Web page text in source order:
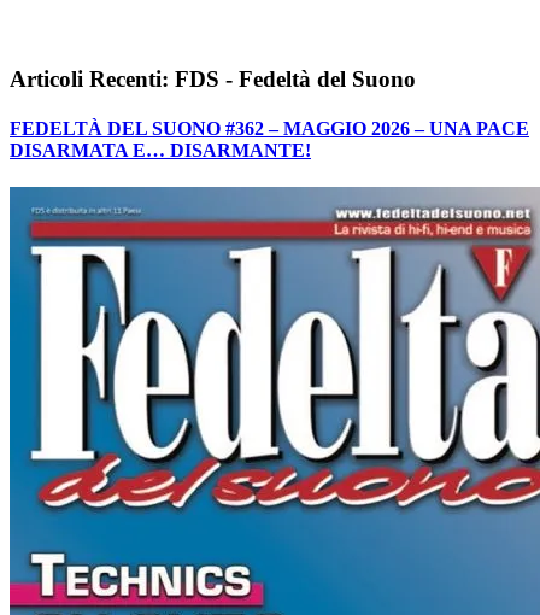
Articoli Recenti: FDS - Fedeltà del Suono
FEDELTÀ DEL SUONO #362 – MAGGIO 2026 – UNA PACE
DISARMATA E… DISARMANTE!